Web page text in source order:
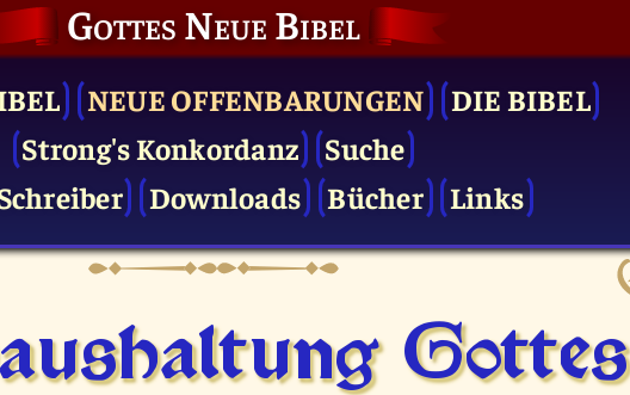
Gottes Neue Bibel
NEUE OFFENBARUNGEN
DIE BIBEL
Strong's Konkordanz
Suche
Downloads Bücher Links
Gottes